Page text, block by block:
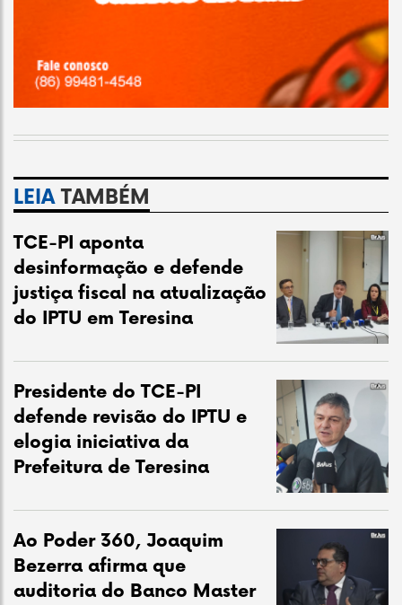
LEIATAMBÉM
TCE-PI aponta
desinformação e defende
justiça fiscal na atualização
do IPTU em Teresina
Presidente do TCE-PI
defende revisão do IPTU e
elogia iniciativa da
Prefeitura de Teresina
Ao Poder 360, Joaquim
Bezerra afirma que
auditoria do Banco Master